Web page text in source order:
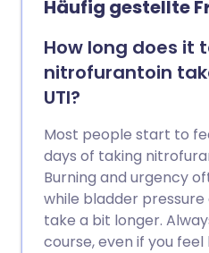
Häufig gestellte
How long does it
nitrofurantoin
UTI?
Most people start to
days of taking
Burning and urgency
while bladder
take a bit longer.
course, even if you